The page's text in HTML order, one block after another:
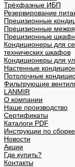
Трёхфазные ИБП
Резервирование
Прецизионные
Прецизионные
Прецизионные
Кондиционеры для
технических шкафов
Кондиционеры для
Настенные
Потолочные
Фильтрующие
LANMIR
О компании
Наше производство
Сертификаты
Каталоги PDF
Инструкции по сборке
Новости
Акции
Где купить?
Контакты